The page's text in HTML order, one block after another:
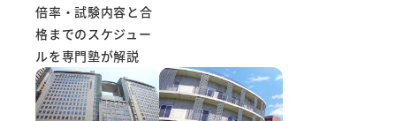
倍率・試験内容と合
格までのスケジュー
ルを専門塾が解説